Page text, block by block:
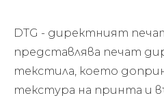
DTG - директният
представлява печат
текстила, което
текстура на принта и